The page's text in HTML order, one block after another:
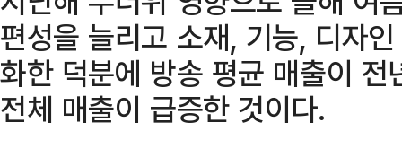
편성을 늘리고 소재, 기능, 디자
화한 덕분에 방송 평균 매출이
전체 매출이 급증한 것이다.